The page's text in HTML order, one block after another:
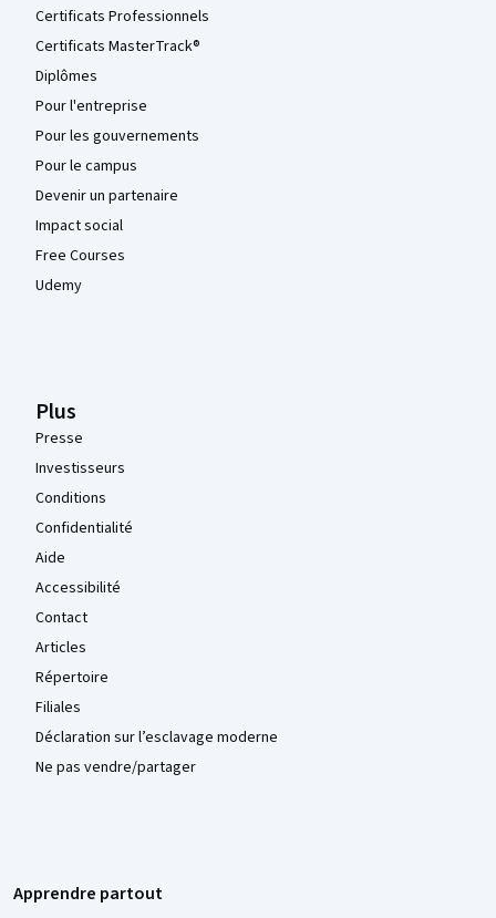
Certificats Professionnels
Certificats MasterTrack®
Diplômes
Pour l'entreprise
Pour les gouvernements
Pour le campus
Devenir un partenaire
Impact social
Free Courses
Udemy
Plus
Presse
Investisseurs
Conditions
Confidentialité
Aide
Accessibilité
Contact
Articles
Répertoire
Filiales
Déclaration sur l’esclavage moderne
Ne pas vendre/partager
Apprendre partout